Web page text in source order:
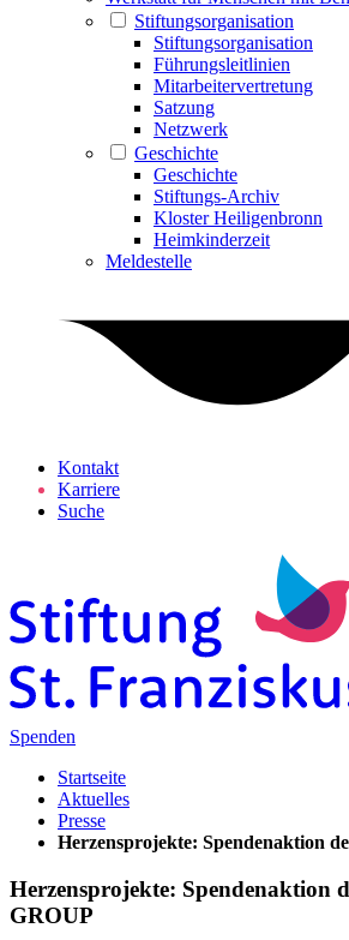
Stiftungsorganisation
Stiftungsorganisation
Führungsleitlinien
Mitarbeitervertretung
Satzung
Netzwerk
Geschichte
Geschichte
Stiftungs-Archiv
Kloster Heiligenbronn
Heimkinderzeit
Meldestelle
Kontakt
Karriere
Suche
Spenden
Startseite
Aktuelles
Presse
Herzensprojekte: Spendenaktion
Herzensprojekte: Spendenaktion
GROUP